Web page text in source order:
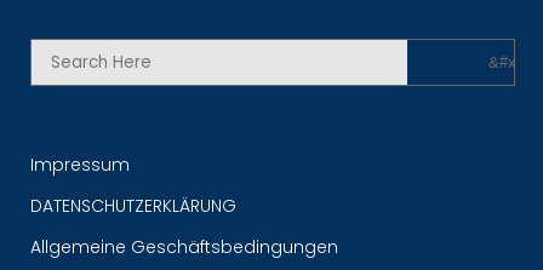
Impressum
DATENSCHUTZERKLÄRUNG
Allgemeine Geschäftsbedingungen